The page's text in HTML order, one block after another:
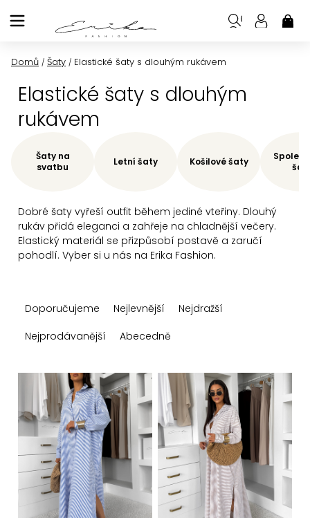
na
Domů / Šaty / Elastické šaty s dlouhým rukávem
Elastické šaty s dlouhým
rukávem
Dobré šaty vyřeší outfit během jediné vteřiny. Dlouhý
rukáv přidá eleganci a zahřeje na chladnější večery.
Elastický materiál se přizpůsobí postavě a zaručí
pohodlí. Vyber si u nás na Erika Fashion.
Šaty na
svatbu
Letní šaty Košilové šaty
a
n
p
o
d
Doporučujeme Nejlevnější
Nejdražší
Nejprodávanější
Abecedně
p
s
p